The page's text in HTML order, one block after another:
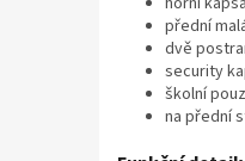
přední
dvě
security
školní
na přední